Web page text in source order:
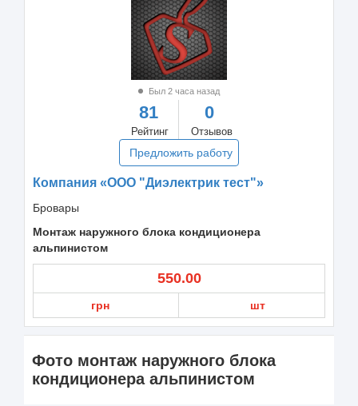
Был 2 часа назад
81
Рейтинг
0
Отзывов
Предложить работу
Компания «ООО "Диэлектрик тест"»
Бровары
Монтаж наружного блока кондиционера
альпинистом
550.00
грн шт
Фото монтаж наружного блока
кондиционера альпинистом